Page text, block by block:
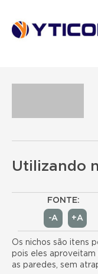
Utilizando
FONTE:
-A +A
Os nichos são itens
pois eles aproveitam
as paredes, sem